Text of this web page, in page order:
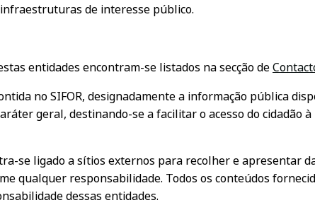
de interesse público.
entidades encontram-se listados na secção de
no SIFOR, designadamente a informação pública
geral, destinando-se a facilitar o acesso do cidadão
se ligado a sítios externos para recolher e apresentar
qualquer responsabilidade. Todos os conteúdos
dessas entidades.